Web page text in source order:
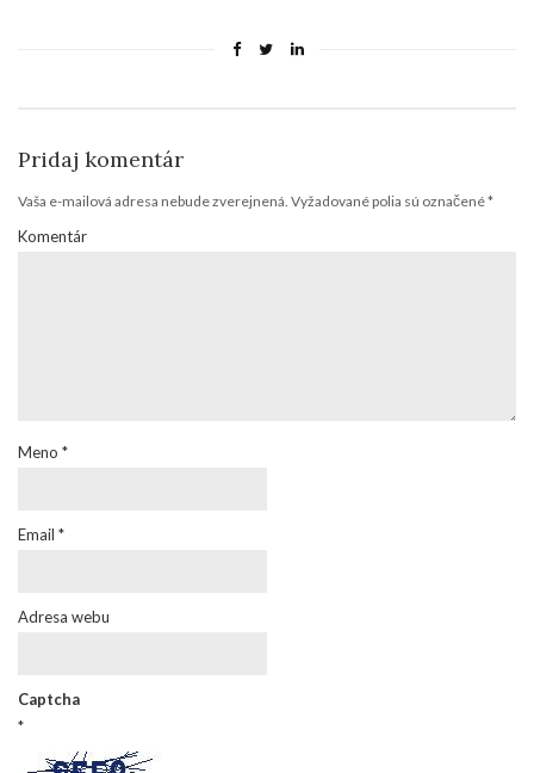
Pridaj komentár
Vaša e-mailová adresa nebude zverejnená. Vyžadované polia sú označené*
Komentár
Meno *
Email *
Adresa webu
Captcha
*